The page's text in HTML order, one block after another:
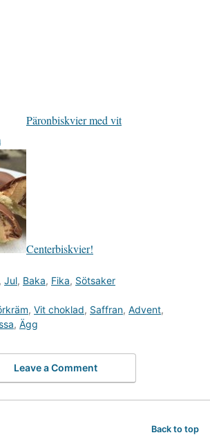
Päronbiskvier med vit
Centerbiskvier!
, Jul, Baka, Fika, Sötsaker
, Vit choklad, Saffran, Advent,
, Ägg
Leave a Comment
Back to top